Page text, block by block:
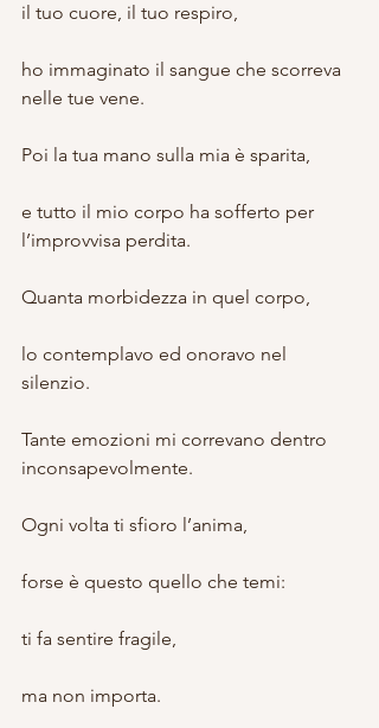
il tuo cuore, il tuo respiro,
ho immaginato il sangue che scorreva
nelle tue vene.
Poi la tua mano sulla mia è sparita,
e tutto il mio corpo ha sofferto per
l’improvvisa perdita.
Quanta morbidezza in quel corpo,
lo contemplavo ed onoravo nel
silenzio.
Tante emozioni mi correvano dentro
inconsapevolmente.
Ogni volta ti sfioro l’anima,
forse è questo quello che temi:
ti fa sentire fragile,
ma non importa.